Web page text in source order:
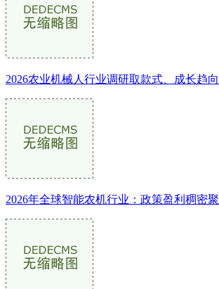
2026农业机械人行业调研取款式、成长趋向
2026年全球智能农机行业：政策盈利稠密聚